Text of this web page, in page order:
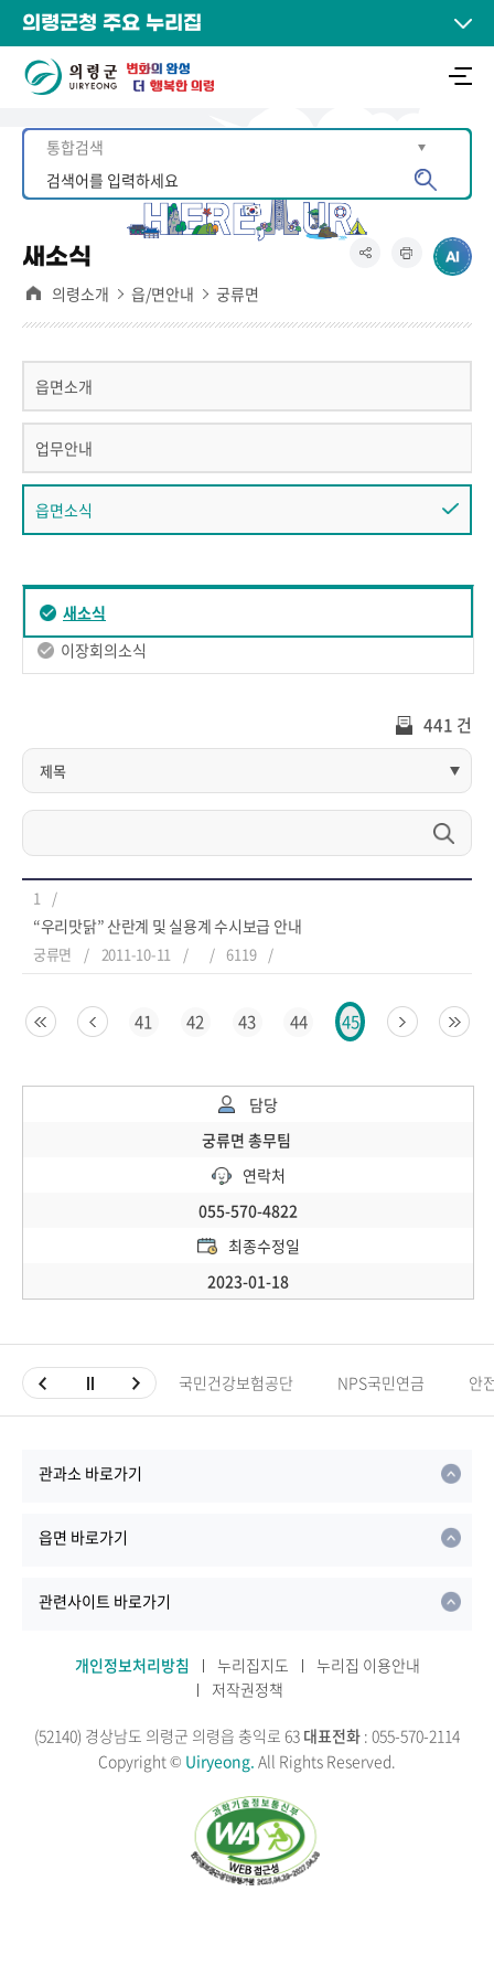
의령군청 주요 누리집
새소식
의령소개 읍/면안내 궁류면
읍면소개
업무안내
읍면소식
새소식
이장회의소식
441 건
1
“우리맛닭” 산란계 및 실용계 수시보급 안내
궁류면 2011-10-11 6119
41 42 43 44 45
담당
궁류면 총무팀
연락처
055-570-4822
최종수정일
2023-01-18
국민건강보험공단 NPS국민연금 안
관과소 바로가기
읍면 바로가기
관련사이트 바로가기
개인정보처리방침 누리집지도
누리집 이용안내
저작권정책
(52140) 경상남도 의령군 의령읍 충익로 63 대표전화 : 055-570-2114
Copyright © Uiryeong. All Rights Reserved.